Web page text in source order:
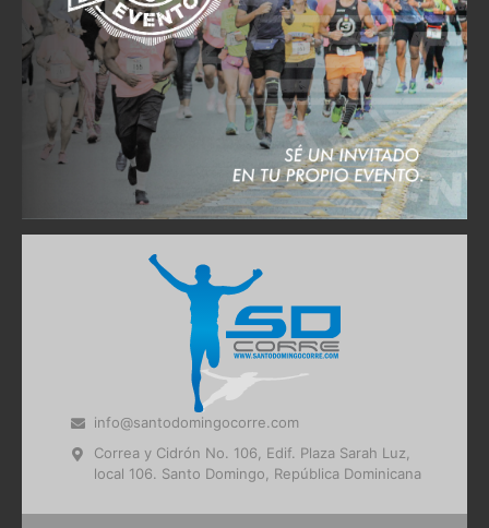
info@santodomingocorre.com
Correa y Cidrón No. 106, Edif. Plaza Sarah Luz,
local 106. Santo Domingo, República Dominicana